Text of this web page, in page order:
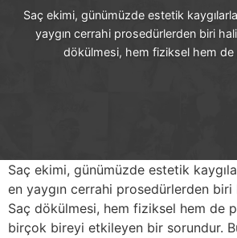
Saç ekimi, günümüzde estetik
yaygın cerrahi prosedürlerden biri
dökülmesi, hem fiziksel hem
Saç ekimi, günümüzde estetik
en yaygın cerrahi prosedürlerden biri
Saç dökülmesi, hem fiziksel hem de
birçok bireyi etkileyen bir sorundur.